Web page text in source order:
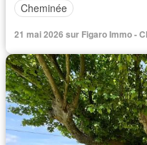
Cheminée
21 mai 2026 sur Figaro Immo -